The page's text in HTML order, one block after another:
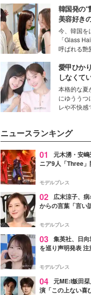
ニオン好き
デルの宮城
談をお届け
ら、今作な
の感動をも
ーについて
た。
韓国発の
美容好き
「ヘアケ
今、韓国を
「Glass
呼ばれる艶
ションの完
して、“髪
めて注目す
子。今回は
な髪を日常
女性たちの
愛甲ひか
しなくて
対策”の新
本格的な夏
にゆううつ
レや不快感
好さんを迎
ク。猛暑の
すヒントや
生理の新常
ニュースランキング
01
元木湧・安
ニア9人「Three
進んで夢を掴みた
モデルプレス
02
広末涼子、
からの言葉「言い
モデルプレス
03 集英社、日
を巡り声明発表
モデルプレス
04 元ME:I飯田
演「この上ない喜